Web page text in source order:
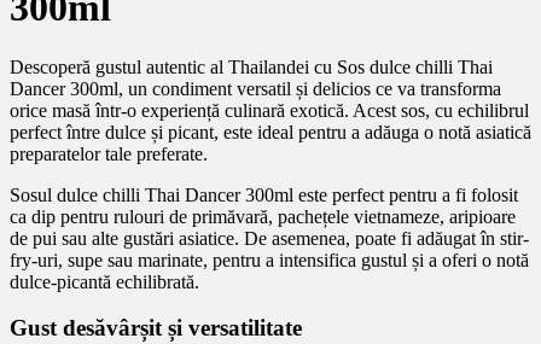
Descoperă gustul autentic al Thailandei cu Sos dulce chilli Thai
Dancer 300ml, un condiment versatil și delicios ce va transforma
orice masă într-o experiență culinară exotică. Acest sos, cu echilibrul
perfect între dulce și picant, este ideal pentru a adăuga o notă asiatică
preparatelor tale preferate.
Sosul dulce chilli Thai Dancer 300ml este perfect pentru a fi folosit
ca dip pentru rulouri de primăvară, pachețele vietnameze, aripioare
de pui sau alte gustări asiatice. De asemenea, poate fi adăugat în stir-
fry-uri, supe sau marinate, pentru a intensifica gustul și a oferi o notă
dulce-picantă echilibrată.
Gust desăvârșit și versatilitate